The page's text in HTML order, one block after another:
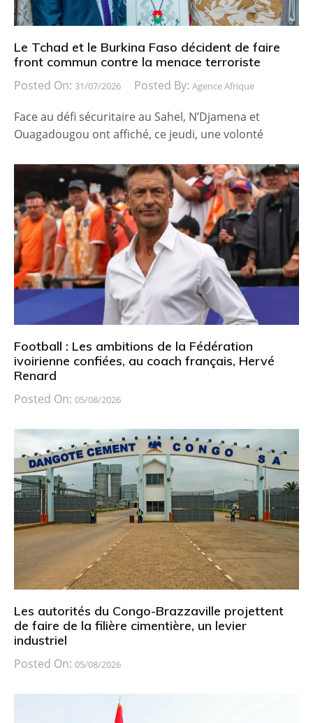
Le Tchad et le Burkina Faso décident de faire
front commun contre la menace terroriste
Posted On: 31/07/2026 Posted By: Agence Afrique
Face au défi sécuritaire au Sahel, N’Djamena et
Ouagadougou ont affiché, ce jeudi, une volonté
Football : Les ambitions de la Fédération
ivoirienne confiées, au coach français, Hervé
Renard
Posted On: 05/08/2026
Les autorités du Congo-Brazzaville projettent
de faire de la filière cimentière, un levier
industriel
Posted On: 05/08/2026